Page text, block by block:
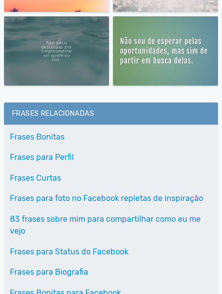
FRASES RELACIONADAS
Frases Bonitas
Frases para Perfil
Frases Curtas
Frases para foto no Facebook repletas de inspiração
83 frases sobre mim para compartilhar como eu me
vejo
Frases para Status do Facebook
Frases para Biografia